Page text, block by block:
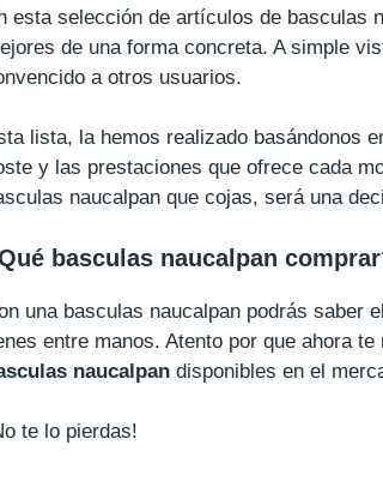
esta selección de artículos de basculas
de una forma concreta. A simple
a otros usuarios.
lista, la hemos realizado basándonos
y las prestaciones que ofrece cada
naucalpan que cojas, será una
basculas naucalpan
una basculas naucalpan podrás saber
entre manos. Atento por que ahora te
naucalpan disponibles en el
te lo pierdas!